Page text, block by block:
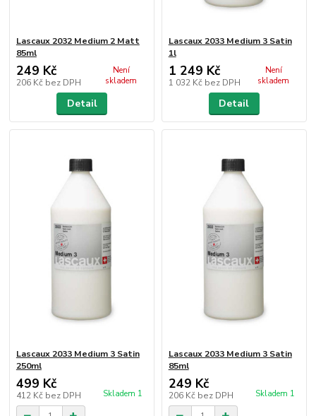
Lascaux 2032 Medium 2 Matt
85ml
249 Kč
206 Kč bez DPH
Není
skladem
Detail
Lascaux 2033 Medium 3 Satin
1l
1 249 Kč
1 032 Kč bez DPH
Není
skladem
Detail
Lascaux 2033 Medium 3 Satin
250ml
499 Kč
412 Kč bez DPH Skladem 1
Lascaux 2033 Medium 3 Satin
85ml
249 Kč
206 Kč bez DPH Skladem 1